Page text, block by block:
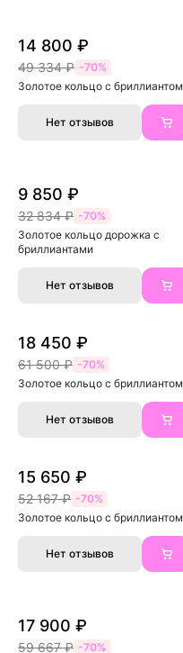
14 800 ₽
49 334 ₽ -70%
Золотое кольцо с бриллиантом
Нет отзывов
9 850 ₽
32 834 ₽ -70%
Золотое кольцо дорожка с
бриллиантами
Нет отзывов
18 450 ₽
61 500 ₽ -70%
Золотое кольцо с бриллиантом
Нет отзывов
15 650 ₽
52 167 ₽ -70%
Золотое кольцо с бриллиантом
Нет отзывов
17 900 ₽
59 667 ₽ -70%